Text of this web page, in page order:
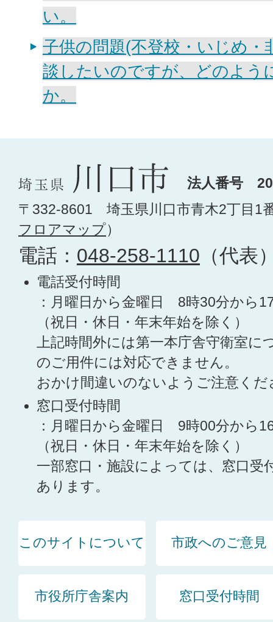
い。
子供の問題(不登校・いじめ・
談したいのですが、どのよう
か。
法人番号
〒332-8601 埼玉県川口市青木2丁目1
フロアマップ）
電話： 048-258-1110 （代表
電話受付時間
：月曜日から金曜日 8時30分から
（祝日・休日・年末年始を除く）
上記時間外には第一本庁舎守衛室に
のご用件には対応できません。
おかけ間違いのないようご注意くだ
窓口受付時間
：月曜日から金曜日 9時00分から
（祝日・休日・年末年始を除く）
一部窓口・施設によっては、窓口受
あります。
このサイトについて 市政へのご意見
市役所庁舎案内 窓口受付時間